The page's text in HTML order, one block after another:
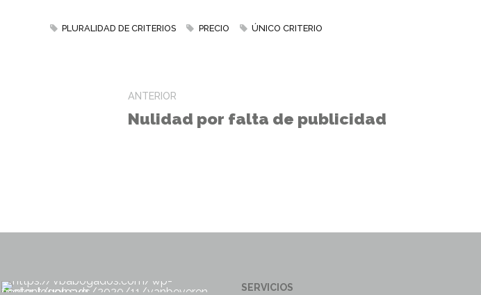
PLURALIDAD DE CRITERIOS PRECIO ÚNICO CRITERIO
ANTERIOR
Nulidad por falta de publicidad
SERVICIOS